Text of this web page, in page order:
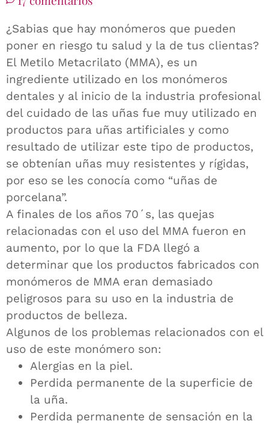
¿Sabias que hay monómeros que pueden
poner en riesgo tu salud y la de tus clientas?
El Metilo Metacrilato (MMA), es un
ingrediente utilizado en los monómeros
dentales y al inicio de la industria profesional
del cuidado de las uñas fue muy utilizado en
productos para uñas artificiales y como
resultado de utilizar este tipo de productos,
se obtenían uñas muy resistentes y rígidas,
por eso se les conocía como “uñas de
porcelana”.
A finales de los años 70´s, las quejas
relacionadas con el uso del MMA fueron en
aumento, por lo que la FDA llegó a
determinar que los productos fabricados con
monómeros de MMA eran demasiado
peligrosos para su uso en la industria de
productos de belleza.
Algunos de los problemas relacionados con el
uso de este monómero son:
Alergias en la piel.
Perdida permanente de la superficie de
la uña.
Perdida permanente de sensación en la